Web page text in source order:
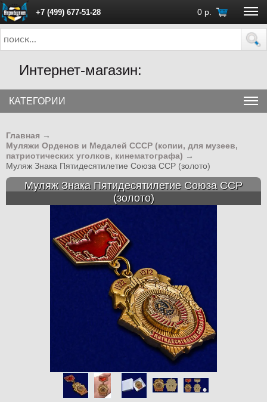
+7 (499) 677-51-28 0 р.
ПН - ПТ с 10:00 до 18:00 (Москва)
Интернет-магазин:
КАТЕГОРИИ
Главная →
Муляжи Орденов и Медалей СССР (копии, для музеев,
патриотических уголков, кинематографа) →
Муляж Знака Пятидесятилетие Союза ССР (золото)
Муляж Знака Пятидесятилетие Союза ССР
(золото)